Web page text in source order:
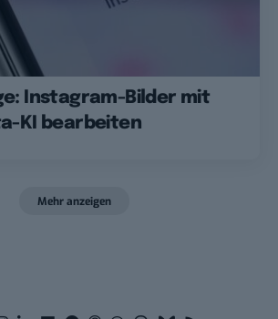
Instagram-Bilder mit
KI bearbeiten
Mehr anzeigen